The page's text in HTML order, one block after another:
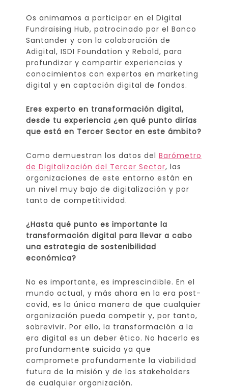
Os animamos a participar en el Digital
Fundraising Hub, patrocinado por el Banco
Santander y con la colaboración de
Adigital, ISDI Foundation y Rebold, para
profundizar y compartir experiencias y
conocimientos con expertos en marketing
digital y en captación digital de fondos.
Eres experto en transformación digital,
desde tu experiencia ¿en qué punto dirías
que está en Tercer Sector en este ámbito?
Como demuestran los datos del Barómetro
de Digitalización del Tercer Sector, las
organizaciones de este entorno están en
un nivel muy bajo de digitalización y por
tanto de competitividad.
¿Hasta qué punto es importante la
transformación digital para llevar a cabo
una estrategia de sostenibilidad
económica?
No es importante, es imprescindible. En el
mundo actual, y más ahora en la era post-
covid, es la única manera de que cualquier
organización pueda competir y, por tanto,
sobrevivir. Por ello, la transformación a la
era digital es un deber ético. No hacerlo es
profundamente suicida ya que
compromete profundamente la viabilidad
futura de la misión y de los stakeholders
de cualquier organización.